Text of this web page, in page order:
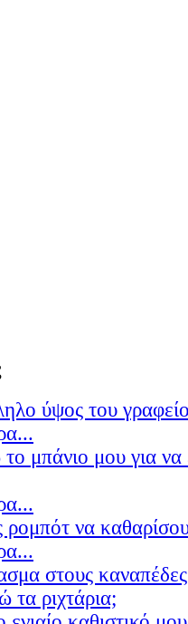
ύψος του
μπάνιο μου για να
να
στους
τα ριχτάρια;